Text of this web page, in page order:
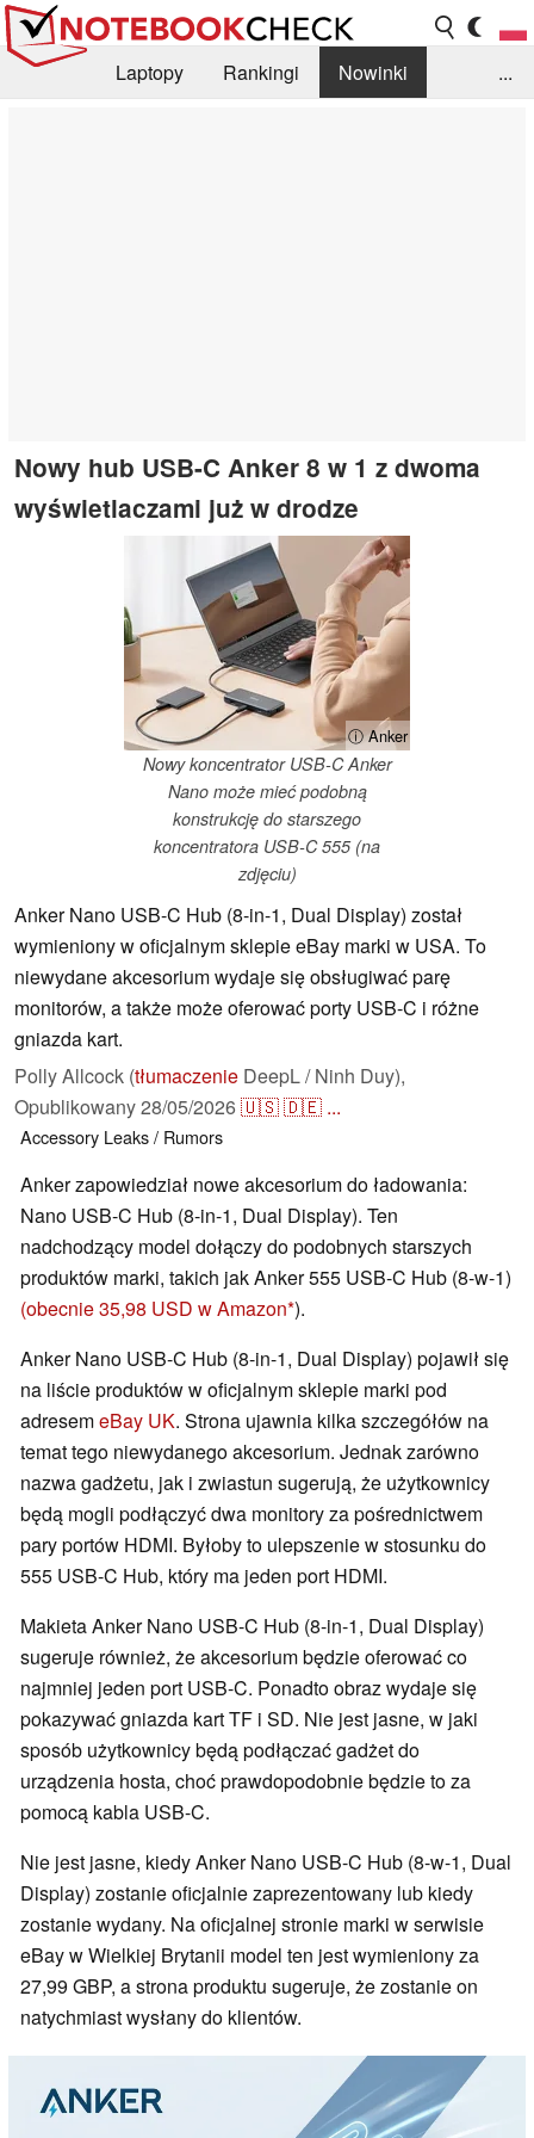
Laptopy Rankingi
Nowinki
...
Nowy hub USB-C Anker 8 w 1 z dwoma
wyświetlaczami już w drodze
ⓘ Anker
Nowy koncentrator USB-C Anker
Nano może mieć podobną
konstrukcję do starszego
koncentratora USB-C 555 (na
zdjęciu)
Anker Nano USB-C Hub (8-in-1, Dual Display) został
wymieniony w oficjalnym sklepie eBay marki w USA. To
niewydane akcesorium wydaje się obsługiwać parę
monitorów, a także może oferować porty USB-C i różne
gniazda kart.
Polly Allcock (tłumaczenie DeepL / Ninh Duy),
Opublikowany28/05/2026🇺🇸🇩🇪 ...
Accessory Leaks / Rumors
Anker zapowiedział nowe akcesorium do ładowania:
Nano USB-C Hub (8-in-1, Dual Display). Ten
nadchodzący model dołączy do podobnych starszych
produktów marki, takich jak Anker 555 USB-C Hub (8-w-1)
(obecnie 35,98 USD w Amazon ).
Anker Nano USB-C Hub (8-in-1, Dual Display) pojawił się
na liście produktów w oficjalnym sklepie marki pod
adresemeBay UK. Strona ujawnia kilka szczegółów na
temat tego niewydanego akcesorium. Jednak zarówno
nazwa gadżetu, jak i zwiastun sugerują, że użytkownicy
będą mogli podłączyć dwa monitory za pośrednictwem
pary portów HDMI. Byłoby to ulepszenie w stosunku do
555 USB-C Hub, który ma jeden port HDMI.
Makieta Anker Nano USB-C Hub (8-in-1, Dual Display)
sugeruje również, że akcesorium będzie oferować co
najmniej jeden port USB-C. Ponadto obraz wydaje się
pokazywać gniazda kart TF i SD. Nie jest jasne, w jaki
sposób użytkownicy będą podłączać gadżet do
urządzenia hosta, choć prawdopodobnie będzie to za
pomocą kabla USB-C.
Nie jest jasne, kiedy Anker Nano USB-C Hub (8-w-1, Dual
Display) zostanie oficjalnie zaprezentowany lub kiedy
zostanie wydany. Na oficjalnej stronie marki w serwisie
eBay w Wielkiej Brytanii model ten jest wymieniony za
27,99 GBP, a strona produktu sugeruje, że zostanie on
natychmiast wysłany do klientów.